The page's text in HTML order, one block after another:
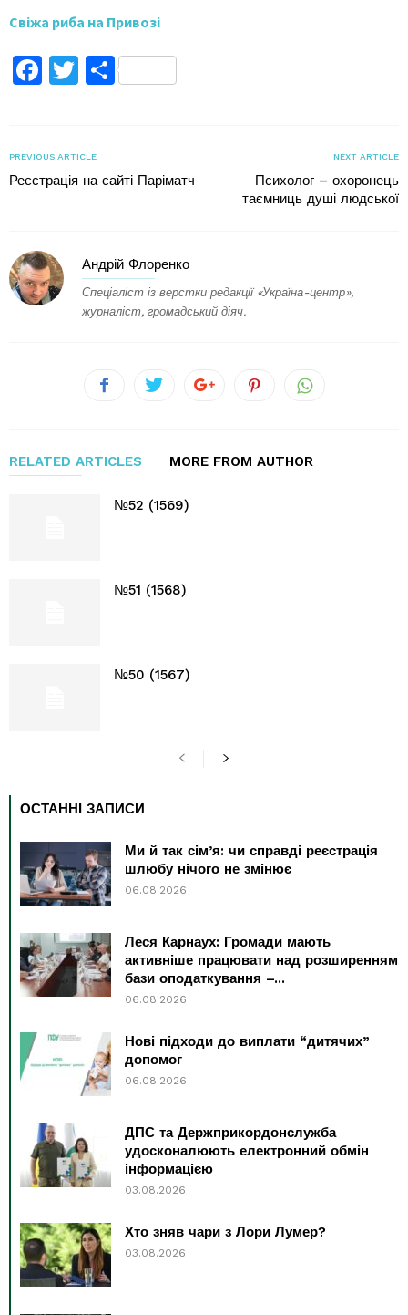
Свіжа риба на Привозі
Facebook
TwitterПоділитися
PREVIOUS ARTICLE
Реєстрація на сайті Паріматч
NEXT ARTICLE
Психолог – охоронець
таємниць душі людської
Андрій Флоренко
Спеціаліст із верстки редакції «Україна-центр»,
журналіст, громадський діяч.
RELATED ARTICLES MORE FROM AUTHOR
№52 (1569)
№51 (1568)
№50 (1567)
ОСТАННІ ЗАПИСИ
Ми й так сім’я: чи справді реєстрація
шлюбу нічого не змінює
06.08.2026
Леся Карнаух: Громади мають
активніше працювати над розширенням
бази оподаткування –...
06.08.2026
Нові підходи до виплати “дитячих”
допомог
06.08.2026
ДПС та Держприкордонслужба
удосконалюють електронний обмін
інформацією
03.08.2026
Хто зняв чари з Лори Лумер?
03.08.2026